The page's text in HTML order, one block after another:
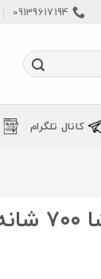
09139617194
کانال تلگرام